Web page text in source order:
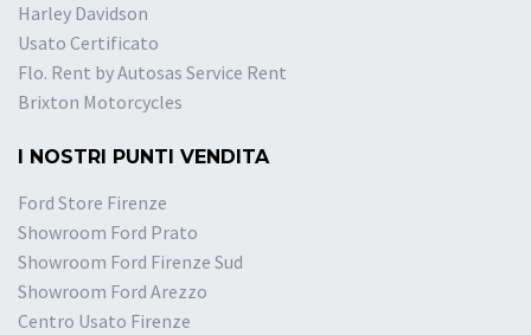
Harley Davidson
Usato Certificato
Flo. Rent by Autosas Service Rent
Brixton Motorcycles
I NOSTRI PUNTI VENDITA
Ford Store Firenze
Showroom Ford Prato
Showroom Ford Firenze Sud
Showroom Ford Arezzo
Centro Usato Firenze